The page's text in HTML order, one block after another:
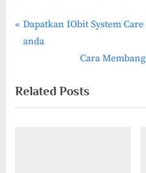
Post
navigation
P
r
i
o
Dapatkan IObit System
anda
N
x
t
Cara
Related Posts